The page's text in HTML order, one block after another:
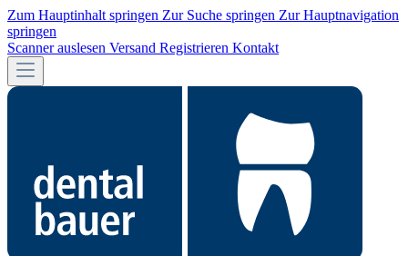
Zum Hauptinhalt springen Zur Suche springen Zur Hauptnavigation
springen
Scanner auslesen Versand Registrieren Kontakt